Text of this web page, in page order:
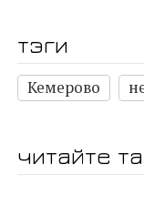
тэги
Кемерово
читайте